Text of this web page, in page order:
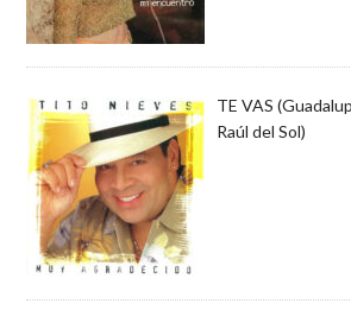
TE VAS
Raúl del Sol)